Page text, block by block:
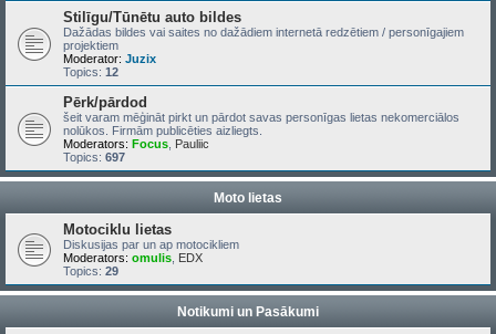
Stilīgu/Tūnētu auto bildes
Dažādas bildes vai saites no dažādiem internetā redzētiem / personīgajiem
projektiem
Moderator: Juzix
Topics: 12
Pērk/pārdod
šeit varam mēģināt pirkt un pārdot savas personīgas lietas nekomerciālos
nolūkos. Firmām publicēties aizliegts.
Moderators: Focus Pauliic
Topics: 697
Moto lietas
Motociklu lietas
Diskusijas par un ap motocikliem
Moderators: omulis EDX
Topics: 29
Notikumi un Pasākumi